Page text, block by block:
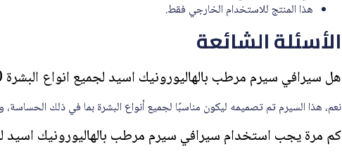
هذا المنتج للاستخدام الخارجي فقط.
الأسئلة الشائعة
هل سيرافي سيرم مرطب بالهاليورونيك اسيد لجميع انواع البشرة 30 ملي مناسب للبشرة الحساسة؟
نعم، هذا السيرم تم تصميمه ليكون مناسبًا لجميع أنواع البشرة بما في ذلك
كم مرة يجب استخدام سيرافي سيرم مرطب بالهاليورونيك اسيد لجميع انواع